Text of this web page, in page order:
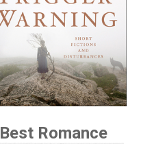
Best Romance